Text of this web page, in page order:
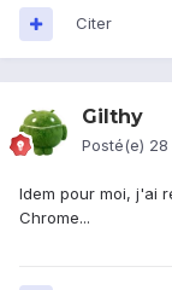
Citer
Gilthy
Posté(e) 28
Idem pour moi, j'ai
Chrome...